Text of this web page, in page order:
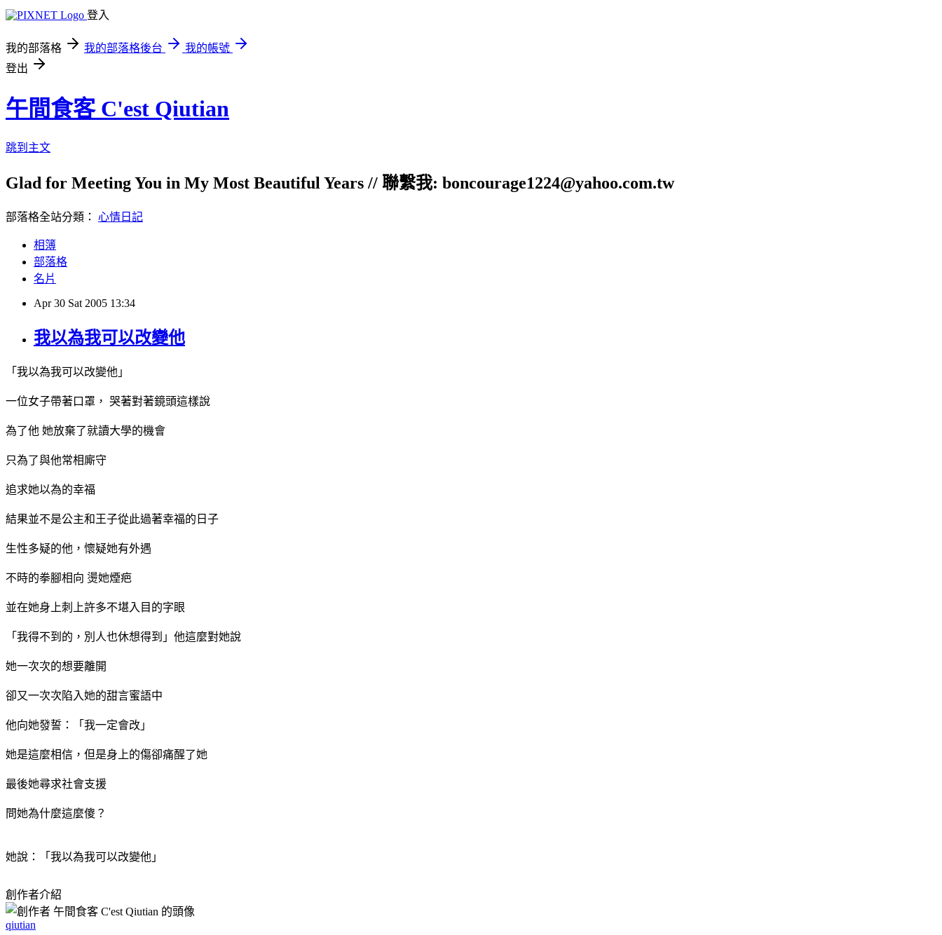
登入
我的部落格 我的部落格後台
我的帳號
登出
午間食客 C'est Qiutian
跳到主文
Glad for Meeting You in My Most Beautiful Years // 聯繫我: boncourage1224@yahoo.com.tw
部落格全站分類： 心情日記
相簿
部落格
名片
Apr 30 Sat 2005 13:34
我以為我可以改變他
「我以為我可以改變他」
一位女子帶著口罩， 哭著對著鏡頭這樣說
為了他 她放棄了就讀大學的機會
只為了與他常相廝守
追求她以為的幸福
結果並不是公主和王子從此過著幸福的日子
生性多疑的他，懷疑她有外遇
不時的拳腳相向 燙她煙疤
並在她身上刺上許多不堪入目的字眼
「我得不到的，別人也休想得到」他這麼對她說
她一次次的想要離開
卻又一次次陷入她的甜言蜜語中
他向她發誓：「我一定會改」
她是這麼相信，但是身上的傷卻痛醒了她
最後她尋求社會支援
問她為什麼這麼傻？
她說：「我以為我可以改變他」
創作者介紹
qiutian